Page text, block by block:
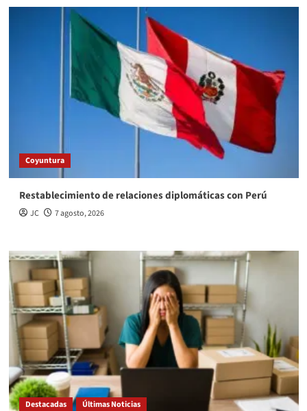
Coyuntura
Restablecimiento de relaciones diplomáticas con Perú
JC 7 agosto, 2026
Destacadas Últimas Noticias